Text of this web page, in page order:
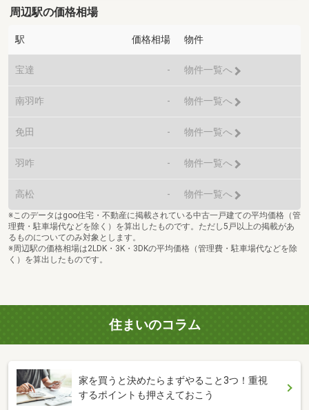
周辺駅の価格相場
駅 価格相場 物件
宝達 - 物件一覧へ
南羽咋 - 物件一覧へ
免田 - 物件一覧へ
羽咋 - 物件一覧へ
高松 - 物件一覧へ
※このデータはgoo住宅・不動産に掲載されている中古一戸建ての平均価格（管
理費・駐車場代などを除く）を算出したものです。ただし5戸以上の掲載があ
るものについてのみ対象とします。
※周辺駅の価格相場は2LDK・3K・3DKの平均価格（管理費・駐車場代などを除
く）を算出したものです。
住まいのコラム
家を買うと決めたらまずやること3つ！重視
するポイントも押さえておこう